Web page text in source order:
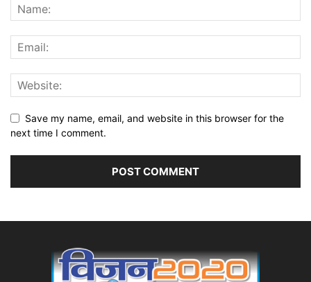
Save my name, email, and website in this browser for the
next time I comment.